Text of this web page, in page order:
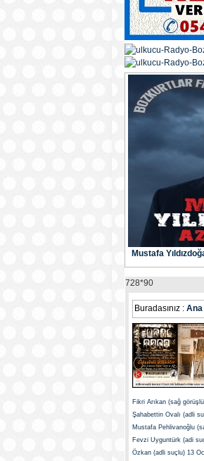
Mustafa
728*90
Buradasınız :Ana
Fikri Arıkan (sağ
Şahabettin Ovalı (adli
Mustafa Pehlivanoğlu
Fevzi Uyguntürk (adi
Özkan (adli suçlu) 13